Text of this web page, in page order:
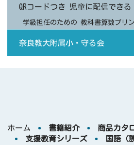
QRコードつき 児童に配信でき
学級担任のための 教科書算数プリ
奈良教大附属小・守る会
ホーム 書籍紹介 商品カタ
支援教育シリーズ
国語（